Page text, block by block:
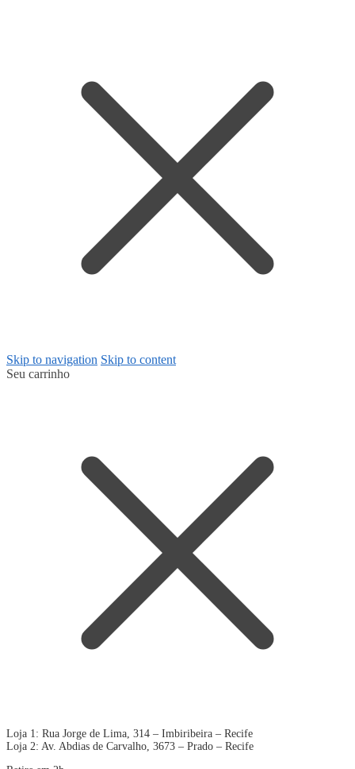
Skip to navigation Skip to content
Seu carrinho
Loja 1: Rua Jorge de Lima, 314 – Imbiribeira – Recife
Loja 2: Av. Abdias de Carvalho, 3673 – Prado – Recife